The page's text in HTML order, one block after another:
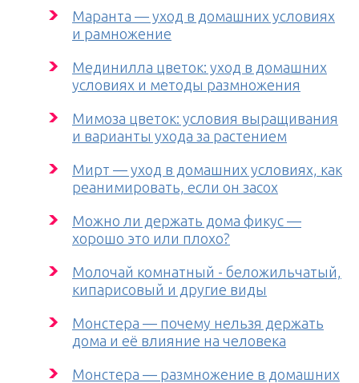
Маранта — уход в домашних условиях
и рамножение
Мединилла цветок: уход в домашних
условиях и методы размножения
Мимоза цветок: условия выращивания
и варианты ухода за растением
Мирт — уход в домашних условиях, как
реанимировать, если он засох
Можно ли держать дома фикус —
хорошо это или плохо?
Молочай комнатный - беложильчатый,
кипарисовый и другие виды
Монстера — почему нельзя держать
дома и её влияние на человека
Монстера — размножение в домашних